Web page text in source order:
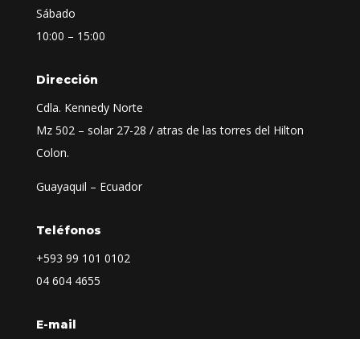
Sábado
10:00 – 15:00
Dirección
Cdla. Kennedy Norte
Mz 502 – solar 27-28 / atras de las torres del Hilton
Colon.
Guayaquil – Ecuador
Teléfonos
+593 99 101 0102
04 604 4655
E-mail